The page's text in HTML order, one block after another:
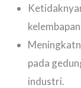
pada
industri.